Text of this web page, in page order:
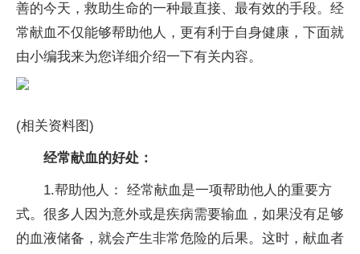
善的今天，救助生命的一种最直接、最有效的手段。经
常献血不仅能够帮助他人，更有利于自身健康，下面就
由小编我来为您详细介绍一下有关内容。
(相关资料图)
经常献血的好处：
1.帮助他人： 经常献血是一项帮助他人的重要方
式。很多人因为意外或是疾病需要输血，如果没有足够
的血液储备，就会产生非常危险的后果。这时，献血者